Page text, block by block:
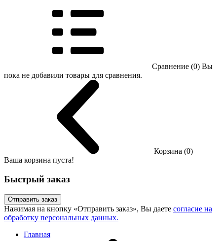
Сравнение (0) Вы
пока не добавили товары для сравнения.
Корзина (0)
Ваша корзина пуста!
Быстрый заказ
Отправить заказ
Нажимая на кнопку «Отправить заказ», Вы даете согласие на
обработку персональных данных.
Главная